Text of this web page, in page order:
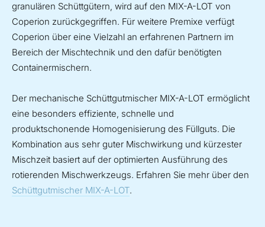
granulären Schüttgütern, wird auf den MIX-A-LOT von
Coperion zurückgegriffen. Für weitere Premixe verfügt
Coperion über eine Vielzahl an erfahrenen Partnern im
Bereich der Mischtechnik und den dafür benötigten
Containermischern.
Der mechanische Schüttgutmischer MIX-A-LOT ermöglicht
eine besonders effiziente, schnelle und
produktschonende Homogenisierung des Füllguts. Die
Kombination aus sehr guter Mischwirkung und kürzester
Mischzeit basiert auf der optimierten Ausführung des
rotierenden Mischwerkzeugs. Erfahren Sie mehr über den
Schüttgutmischer MIX-A-LOT.